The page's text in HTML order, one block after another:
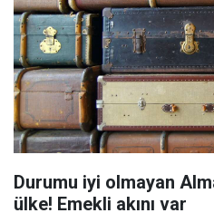
Durumu iyi olmayan
ülke! Emekli akını var